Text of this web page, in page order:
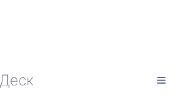
Деск